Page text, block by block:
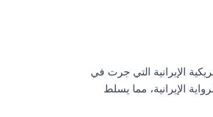
الإيرانية التي جرت في
الإيرانية، مما يسلط